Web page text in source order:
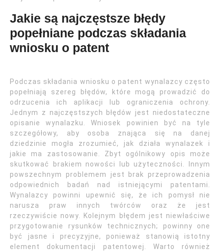
Jakie są najczęstsze błędy
popełniane podczas składania
wniosku o patent
Podczas składania wniosku o patent wynalazcy często
popełniają szereg błędów, które mogą prowadzić do
odrzucenia ich aplikacji lub ograniczenia ochrony.
Jednym z najczęstszych błędów jest niedostateczne
opisanie wynalazku. Wniosek powinien być na tyle
szczegółowy, aby osoba znająca się na danej
dziedzinie mogła zrozumieć, jak działa wynalazek i
jakie ma zastosowanie. Zbyt ogólnikowy opis może
skutkować brakiem nowości lub użyteczności. Innym
powszechnym problemem jest brak przeprowadzenia
odpowiednich badań nad istniejącymi patentami.
Wynalazcy powinni upewnić się, że ich pomysł nie
narusza praw innych twórców oraz że jest
rzeczywiście nowy. Kolejnym błędem jest niewłaściwe
przygotowanie rysunków technicznych; powinny one
być jasne i precyzyjne, ponieważ stanowią istotny
element dokumentacji patentowej. Warto również